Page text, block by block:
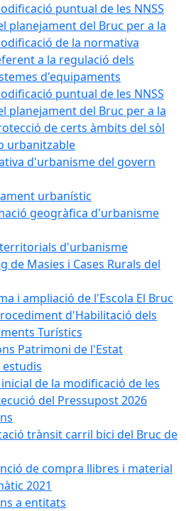
puntual de les NNSS
planejament del Bruc per a la
de la normativa
a la regulació dels
d'equipaments
puntual de les NNSS
planejament del Bruc per a la
de certs àmbits del sòl
urbanitzable
d'urbanisme del govern
urbanístic
geogràfica d'urbanisme
d'urbanisme
de Masies i Cases Rurals del
i ampliació de l'Escola El Bruc
d'Habilitació dels
Turístics
Patrimoni de l'Estat
de la modificació de les
del Pressupost 2026
trànsit carril bici del Bruc de
de compra llibres i material
2021
a entitats